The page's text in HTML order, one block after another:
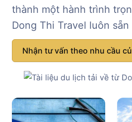
thành một hành trình
Dong Thi Travel luôn
Nhận tư vấn theo nhu cầu